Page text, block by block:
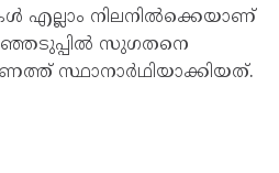
നിലനിൽക്കെയാണ്
സുഗതനെ
സ്ഥാനാർഥിയാക്കിയത്.